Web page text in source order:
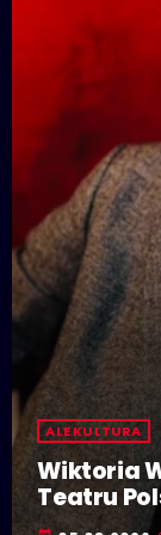
ALE KULTURA
Wiktoria
Teatru
się w